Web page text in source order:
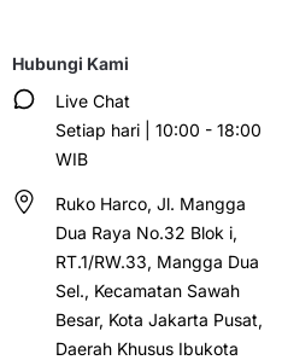
Hubungi Kami
Live Chat
Setiap hari | 10:00 - 18:00
WIB
Ruko Harco, Jl. Mangga
Dua Raya No.32 Blok i,
RT.1/RW.33, Mangga Dua
Sel., Kecamatan Sawah
Besar, Kota Jakarta Pusat,
Daerah Khusus Ibukota